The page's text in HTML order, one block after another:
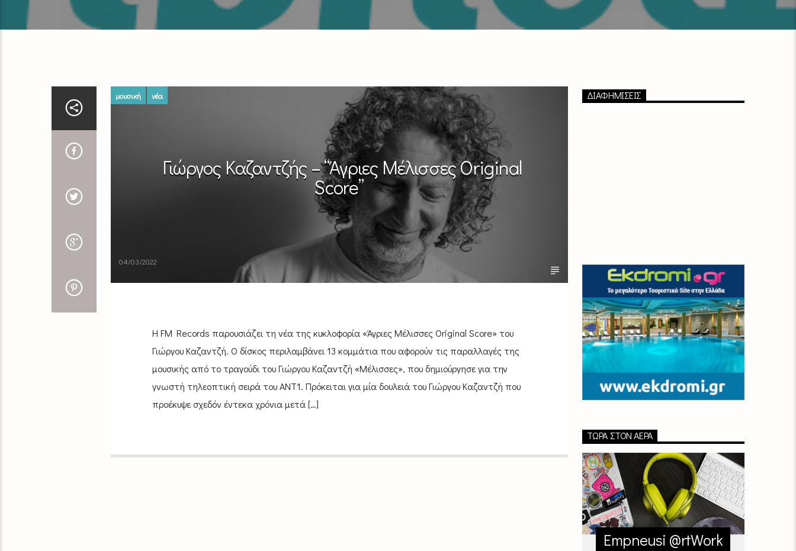
μουσική νέα
Γιώργος Καζαντζής – “Άγριες Μέλισσες Original
Score”
04/03/2022
Η FM Records παρουσιάζει τη νέα της κυκλοφορία «Άγριες Μέλισσες Original Score» του
Γιώργου Καζαντζή. Ο δίσκος περιλαμβάνει 13 κομμάτια που αφορούν τις παραλλαγές της
μουσικής από το τραγούδι του Γιώργου Καζαντζή «Μέλισσες», που δημιούργησε για την
γνωστή τηλεοπτική σειρά του ΑΝΤ1. Πρόκειται για μία δουλειά του Γιώργου Καζαντζή που
προέκυψε σχεδόν έντεκα χρόνια μετά […]
ΔΙΑΦΗΜΙΣΕΙΣ
ΤΏΡΑ ΣΤΟΝ ΑΈΡΑ
Empneusi @rtWork